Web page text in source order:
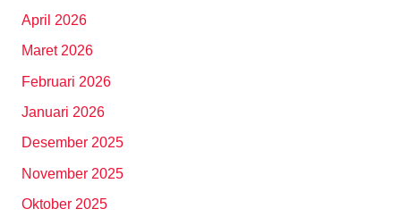
April 2026
Maret 2026
Februari 2026
Januari 2026
Desember 2025
November 2025
Oktober 2025